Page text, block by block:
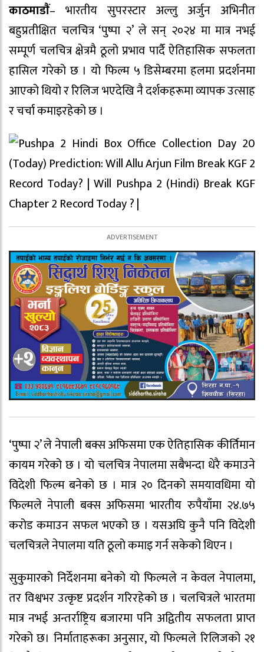
काठमाडाैं– भारतीय सुपरस्टार अल्लु अर्जुन अभिनीत
बहुप्रतीक्षित चलचित्र ‘पुष्पा २’ ले सन् २०२४ मा मात्र नभई
सम्पूर्ण चलचित्र क्षेत्रमै ठूलो प्रभाव पार्दै ऐतिहासिक सफलता
हासिल गरेको छ । यो फिल्म ५ डिसेम्बरमा हलमा प्रदर्शनमा
आएको थियो र रिलिज भएदेखि नै दर्शकहरूमा व्यापक उत्साह
र चर्चा कमाइरहेको छ ।
‘पुष्पा २’ ले नेपाली बक्स अफिसमा एक ऐतिहासिक कीर्तिमान
कायम गरेको छ । यो चलचित्र नेपालमा सबैभन्दा धेरै कमाउने
विदेशी फिल्म बनेको छ । मात्र २० दिनको समयावधिमा यो
फिल्मले नेपाली बक्स अफिसमा भारतीय रुपैयाँमा २४.७५
करोड कमाउन सफल भएको छ । यसअघि कुनै पनि विदेशी
चलचित्रले नेपालमा यति ठूलो कमाइ गर्न सकेको थिएन ।
सुकुमारको निर्देशनमा बनेको यो फिल्मले न केवल नेपालमा,
तर विश्वभर उत्कृष्ट प्रदर्शन गरिरहेको छ । चलचित्रले भारतमा
मात्र नभई अन्तर्राष्ट्रिय बजारमा पनि अद्वितीय सफलता प्राप्त
गरेको छ। निर्माताहरूका अनुसार, यो फिल्मले रिलिजको २१